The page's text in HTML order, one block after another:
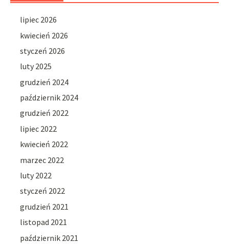
lipiec 2026
kwiecień 2026
styczeń 2026
luty 2025
grudzień 2024
październik 2024
grudzień 2022
lipiec 2022
kwiecień 2022
marzec 2022
luty 2022
styczeń 2022
grudzień 2021
listopad 2021
październik 2021